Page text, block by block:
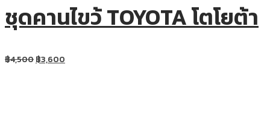
ชุดคานไขว้ TOYOTA โตโยต้า
฿4,500฿3,600